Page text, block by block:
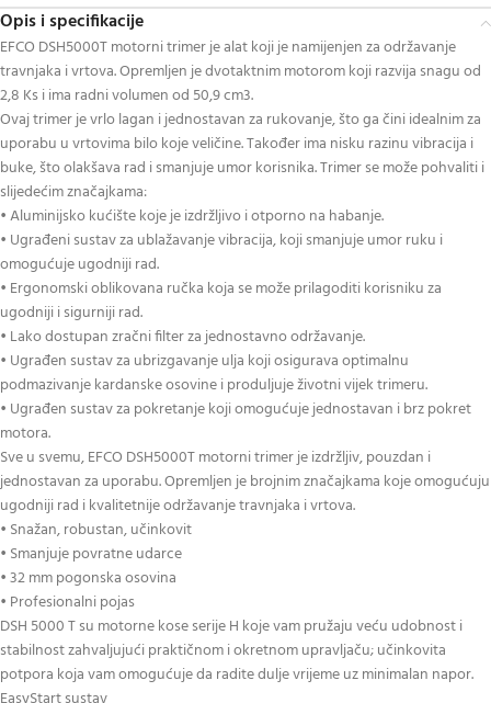
Opis i specifikacije
EFCO DSH5000T motorni trimer je alat koji je namijenjen za održavanje
travnjaka i vrtova. Opremljen je dvotaktnim motorom koji razvija snagu od
2,8 Ks i ima radni volumen od 50,9 cm3.
Ovaj trimer je vrlo lagan i jednostavan za rukovanje, što ga čini idealnim za
uporabu u vrtovima bilo koje veličine. Također ima nisku razinu vibracija i
buke, što olakšava rad i smanjuje umor korisnika. Trimer se može pohvaliti i
slijedećim značajkama:
• Aluminijsko kućište koje je izdržljivo i otporno na habanje.
• Ugrađeni sustav za ublažavanje vibracija, koji smanjuje umor ruku i
omogućuje ugodniji rad.
• Ergonomski oblikovana ručka koja se može prilagoditi korisniku za
ugodniji i sigurniji rad.
• Lako dostupan zračni filter za jednostavno održavanje.
• Ugrađen sustav za ubrizgavanje ulja koji osigurava optimalnu
podmazivanje kardanske osovine i produljuje životni vijek trimeru.
• Ugrađen sustav za pokretanje koji omogućuje jednostavan i brz pokret
motora.
Sve u svemu, EFCO DSH5000T motorni trimer je izdržljiv, pouzdan i
jednostavan za uporabu. Opremljen je brojnim značajkama koje omogućuju
ugodniji rad i kvalitetnije održavanje travnjaka i vrtova.
• Snažan, robustan, učinkovit
• Smanjuje povratne udarce
• 32 mm pogonska osovina
• Profesionalni pojas
DSH 5000 T su motorne kose serije H koje vam pružaju veću udobnost i
stabilnost zahvaljujući praktičnom i okretnom upravljaču; učinkovita
potpora koja vam omogućuje da radite dulje vrijeme uz minimalan napor.